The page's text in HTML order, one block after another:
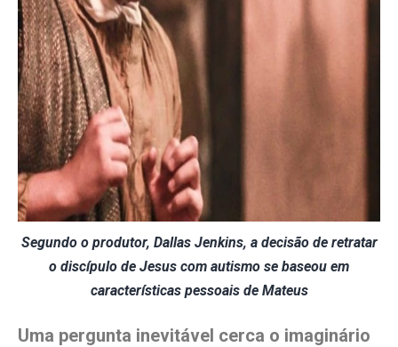
Segundo o produtor, Dallas Jenkins, a decisão de retratar
o discípulo de Jesus com autismo se baseou em
características pessoais de Mateus
Uma pergunta inevitável cerca o imaginário